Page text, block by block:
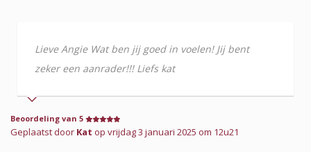
Lieve Angie Wat ben jij goed in voelen! Jij bent
zeker een aanrader!!! Liefs kat
Beoordeling van 5
Geplaatst door Kat op vrijdag 3 januari 2025 om 12u21